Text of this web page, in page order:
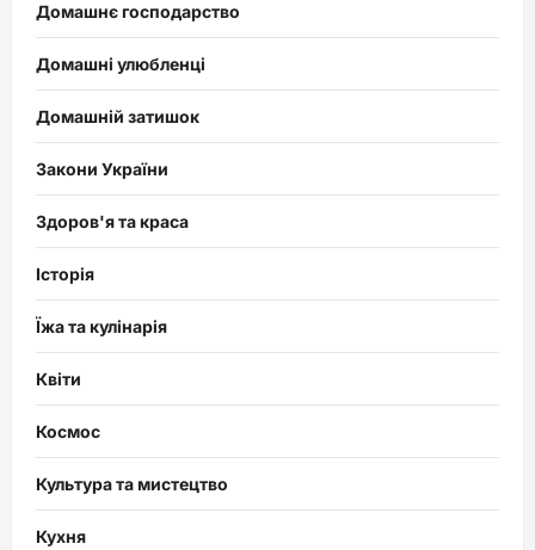
Домашнє господарство
Домашні улюбленці
Домашній затишок
Закони України
Здоров'я та краса
Історія
Їжа та кулінарія
Квіти
Космос
Культура та мистецтво
Кухня